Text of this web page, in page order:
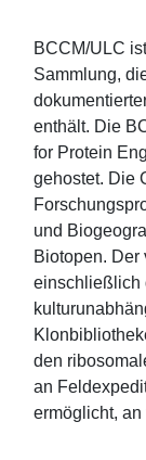
BCCM/ULC
Sammlung,
enthält. Die
for Protein
gehostet. Die
und
Biotopen. Der
einschließlich
den
an
ermöglicht,